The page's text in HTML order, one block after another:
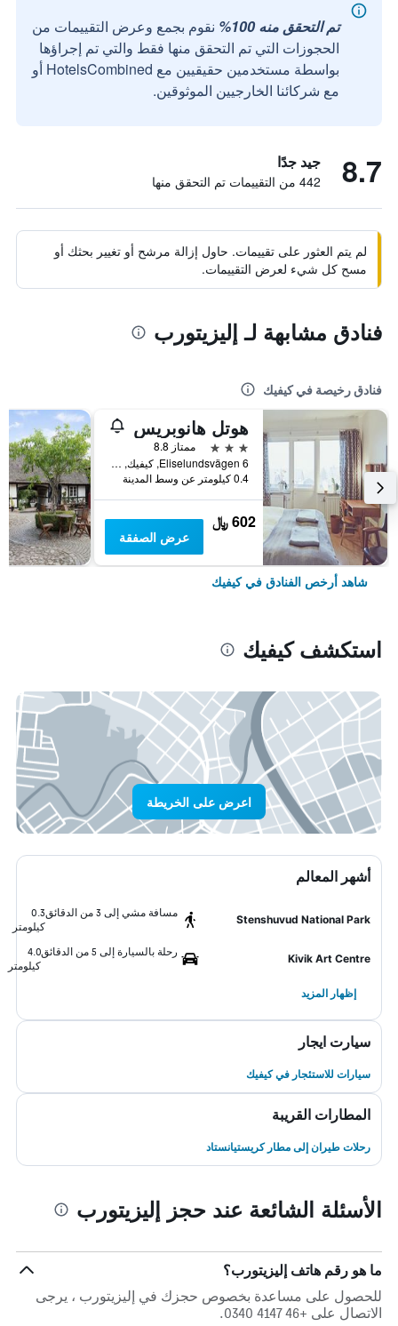
تم التحقق منه 100%
نقوم بجمع وعرض التقييمات من
الحجوزات التي تم التحقق منها فقط والتي تم إجراؤها
بواسطة مستخدمين حقيقيين مع HotelsCombined أو
مع شركائنا الخارجيين الموثوقين.
8.7 جيد جدًا
442 من التقييمات تم التحقق منها
لم يتم العثور على تقييمات. حاول إزالة مرشح أو تغيير بحثك أو
مسح كل شيء لعرض التقييمات.
فنادق مشابهة لـ إليزيتورب
فنادق رخيصة في كيفيك
هوتل هانوبريس
3 نجوم
ممتاز 8.8
Eliselundsvägen 6, كيفيك, سكونيه, السويد
0.4 كيلومتر عن وسط المدينة
602 ﷼
عرض الصفقة
شاهد أرخص الفنادق في كيفيك
استكشف كيفيك
اعرض على الخريطة
أشهر المعالم
Stenshuvud National Park
مسافة مشي إلى 3 من الدقائق
0.3
كيلومتر
Kivik Art Centre
رحلة بالسيارة إلى 5 من الدقائق
4.0
كيلومتر
إظهار المزيد
سيارت ايجار
سيارات للاستئجار في كيفيك
المطارات القريبة
رحلات طيران إلى مطار كريستيانستاد
الأسئلة الشائعة عند حجز إليزيتورب
ما هو رقم هاتف إليزيتورب؟
للحصول على مساعدة بخصوص حجزك في إليزيتورب ، يرجى
الاتصال على +46 4147 0340.